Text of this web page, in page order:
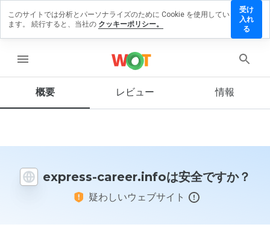
menu
概要 レビュー 情報
express-career.infoは安全ですか？
疑わしいウェブサイト
ビュ
ブサ
を1
から
5の
このサイトでは分析とパーソナライズのために Cookie を使用してい
ます。 続行すると、当社の クッキーポリシー。
受け
入れ
る